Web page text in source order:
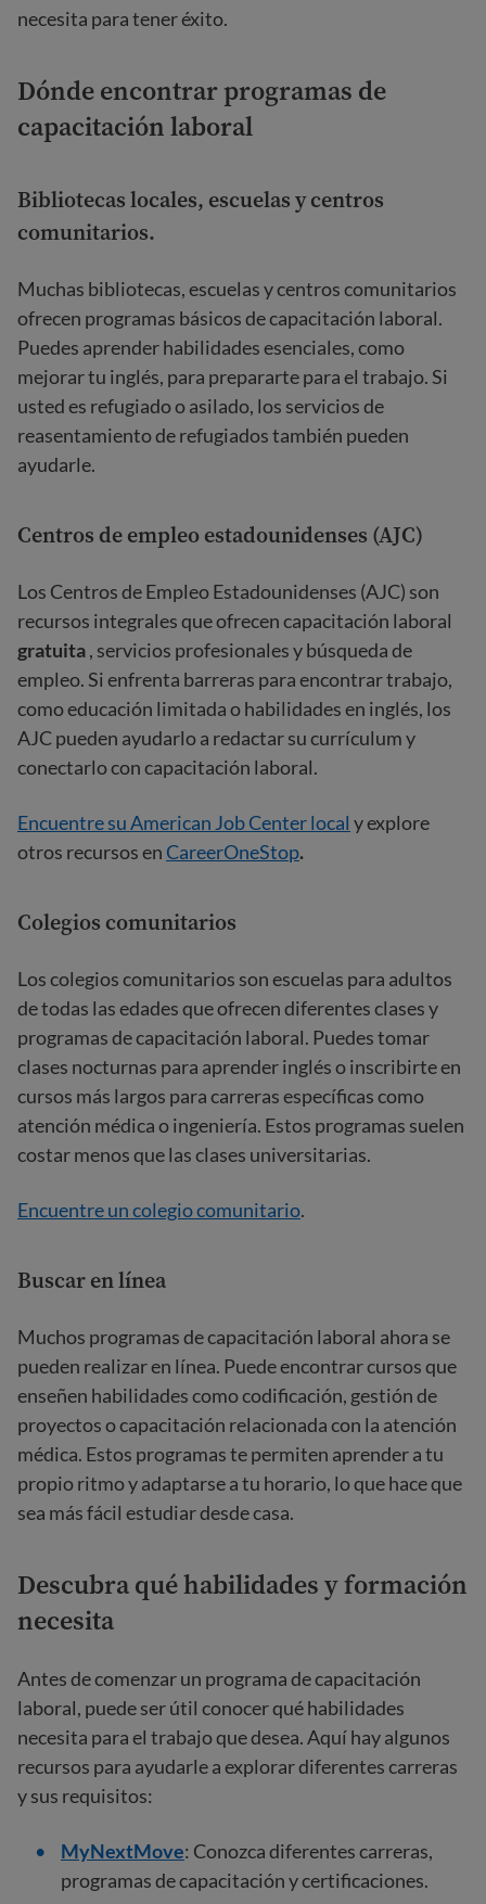
necesita para tener éxito.
Dónde encontrar programas de
capacitación laboral
Bibliotecas locales, escuelas y centros
comunitarios.
Muchas bibliotecas, escuelas y centros comunitarios
ofrecen programas básicos de capacitación laboral.
Puedes aprender habilidades esenciales, como
mejorar tu inglés, para prepararte para el trabajo. Si
usted es refugiado o asilado, los servicios de
reasentamiento de refugiados también pueden
ayudarle.
Centros de empleo estadounidenses (AJC)
Los Centros de Empleo Estadounidenses (AJC) son
recursos integrales que ofrecen capacitación laboral
gratuita, servicios profesionales y búsqueda de
empleo. Si enfrenta barreras para encontrar trabajo,
como educación limitada o habilidades en inglés, los
AJC pueden ayudarlo a redactar su currículum y
conectarlo con capacitación laboral.
Encuentre su American Job Center local y explore
otros recursos en CareerOneStop.
Colegios comunitarios
Los colegios comunitarios son escuelas para adultos
de todas las edades que ofrecen diferentes clases y
programas de capacitación laboral. Puedes tomar
clases nocturnas para aprender inglés o inscribirte en
cursos más largos para carreras específicas como
atención médica o ingeniería. Estos programas suelen
costar menos que las clases universitarias.
Encuentre un colegio comunitario.
Buscar en línea
Muchos programas de capacitación laboral ahora se
pueden realizar en línea. Puede encontrar cursos que
enseñen habilidades como codificación, gestión de
proyectos o capacitación relacionada con la atención
médica. Estos programas te permiten aprender a tu
propio ritmo y adaptarse a tu horario, lo que hace que
sea más fácil estudiar desde casa.
Descubra qué habilidades y formación
necesita
Antes de comenzar un programa de capacitación
laboral, puede ser útil conocer qué habilidades
necesita para el trabajo que desea. Aquí hay algunos
recursos para ayudarle a explorar diferentes carreras
y sus requisitos:
MyNextMove: Conozca diferentes carreras,
programas de capacitación y certificaciones.